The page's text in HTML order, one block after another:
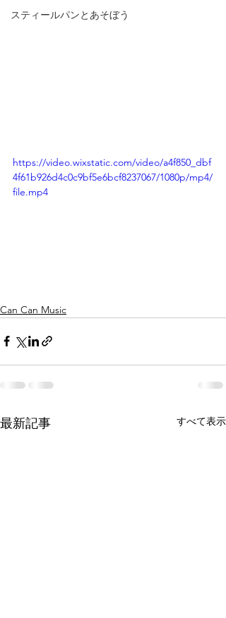
スティールパンとあそぼう
https://video.wixstatic.com/video/a4f850_dbf
4f61b926d4c0c9bf5e6bcf8237067/1080p/mp4/
file.mp4
Can Can Music
最新記事 すべて表示